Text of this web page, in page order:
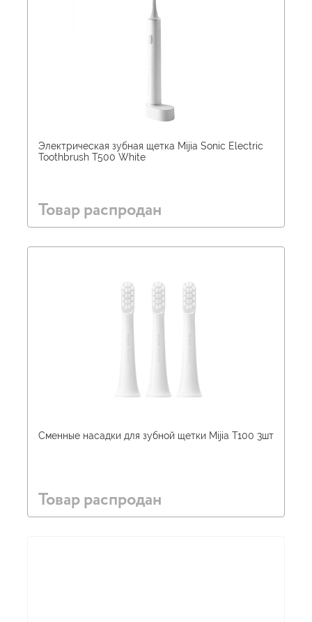
Электрическая зубная щетка Mijia Sonic Electric
Toothbrush T500 White
Товар распродан
Сменные насадки для зубной щетки Mijia T100 3шт
Товар распродан